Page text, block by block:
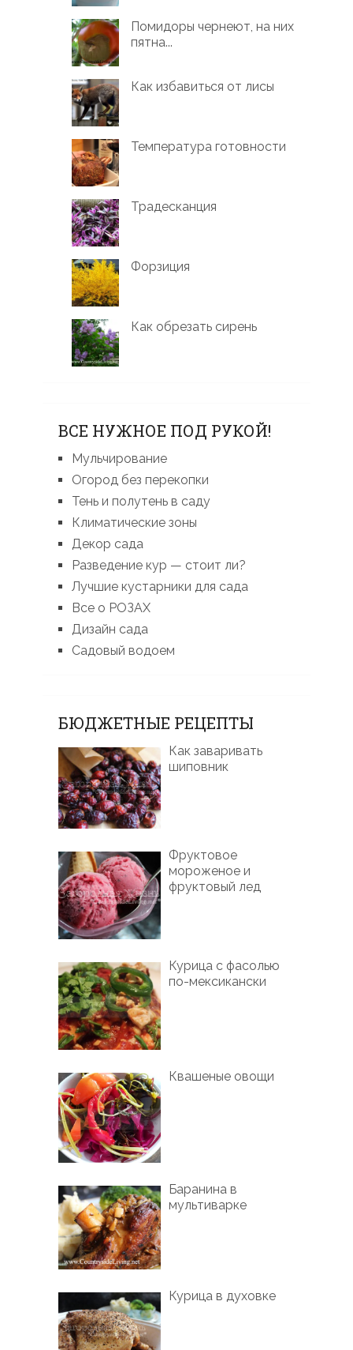
Помидоры чернеют, на них
пятна...
Как избавиться от лисы
Температура готовности
Традесканция
Форзиция
Как обрезать сирень
ВСЕ НУЖНОЕ ПОД РУКОЙ!
Мульчирование
Огород без перекопки
Тень и полутень в саду
Климатические зоны
Декор сада
Разведение кур — стоит ли?
Лучшие кустарники для сада
Все о РОЗАХ
Дизайн сада
Садовый водоем
БЮДЖЕТНЫЕ РЕЦЕПТЫ
Как заваривать
шиповник
Фруктовое
мороженое и
фруктовый лед
Курица с фасолью
по-мексикански
Квашеные овощи
Баранина в
мультиварке
Курица в духовке